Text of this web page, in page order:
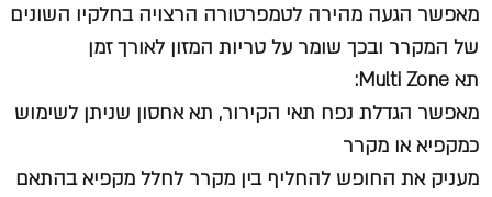
מאפשר הגעה מהירה לטמפרטורה הרצויה בחלקיו השונים
של המקרר ובכך שומר על טריות המזון לאורך זמן
תא Multi Zone:
מאפשר הגדלת נפח תאי הקירור, תא אחסון שניתן לשימוש
כמקפיא או מקרר
מעניק את החופש להחליף בין מקרר לחלל מקפיא בהתאם